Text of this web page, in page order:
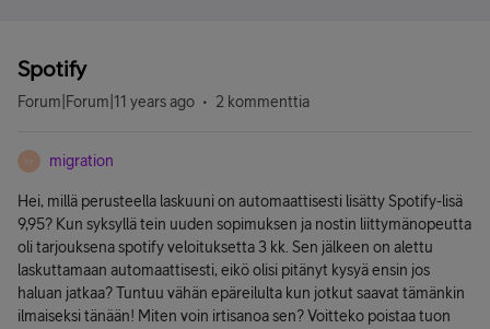
Spotify
Forum|Forum|11 years ago 2 kommenttia
M migration
Hei, millä perusteella laskuuni on automaattisesti lisätty Spotify-lisä
9,95? Kun syksyllä tein uuden sopimuksen ja nostin liittymänopeutta
oli tarjouksena spotify veloituksetta 3 kk. Sen jälkeen on alettu
laskuttamaan automaattisesti, eikö olisi pitänyt kysyä ensin jos
haluan jatkaa? Tuntuu vähän epäreilulta kun jotkut saavat tämänkin
ilmaiseksi tänään! Miten voin irtisanoa sen? Voitteko poistaa tuon